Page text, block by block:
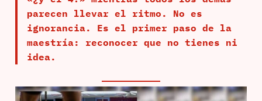
parecen llevar el ritmo. No es
ignorancia. Es el primer paso de la
maestría: reconocer que no tienes ni
idea.